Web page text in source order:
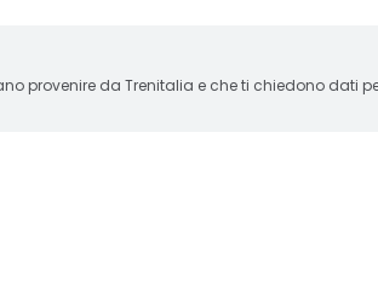
provenire da Trenitalia e che ti chiedono dati